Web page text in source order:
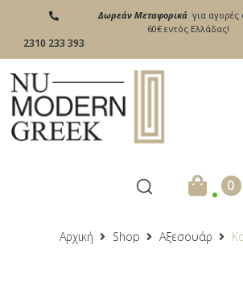
2310 233 393
Δωρεάν Μεταφορικά για
60€ εντός Ελλάδας!
. 0
Αρχική Shop Αξεσουάρ